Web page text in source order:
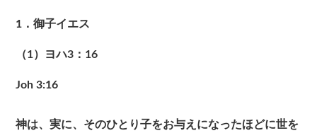
1．御子イエス
（1）ヨハ3：16
Joh 3:16
神は、実に、そのひとり子をお与えになったほどに世を